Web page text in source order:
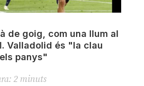
de goig, com una llum al
Valladolid és "la clau
panys"
2 minuts